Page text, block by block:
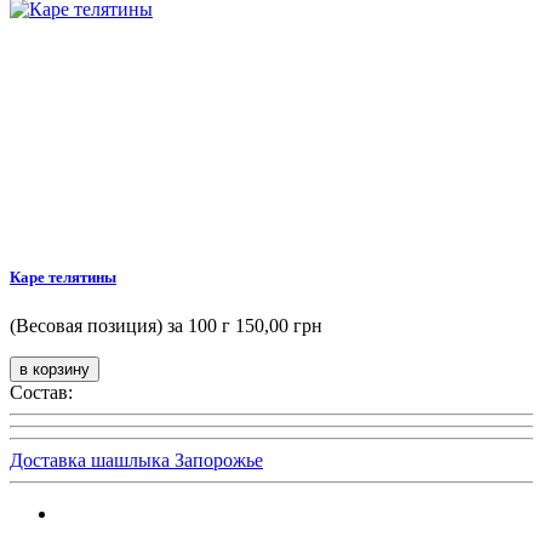
Каре телятины
(Весовая позиция) за 100 г 150,00 грн
Состав:
Доставка шашлыка Запорожье